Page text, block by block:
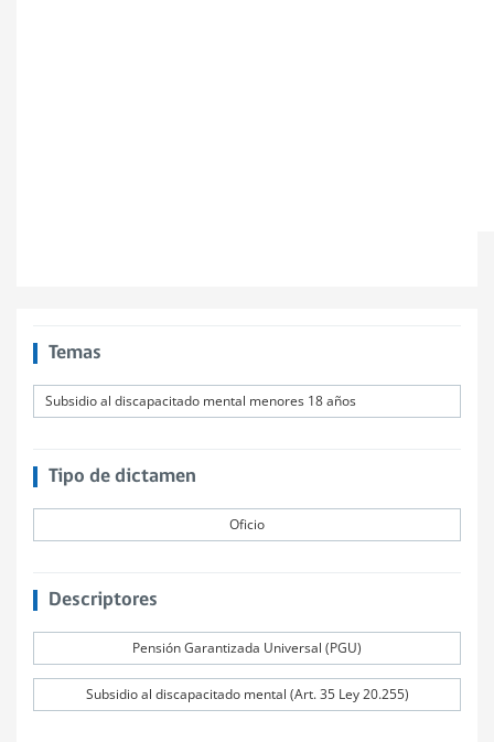
Temas
Subsidio al discapacitado mental menores 18 años
Tipo de dictamen
Oficio
Descriptores
Pensión Garantizada Universal (PGU)
Subsidio al discapacitado mental (Art. 35 Ley 20.255)